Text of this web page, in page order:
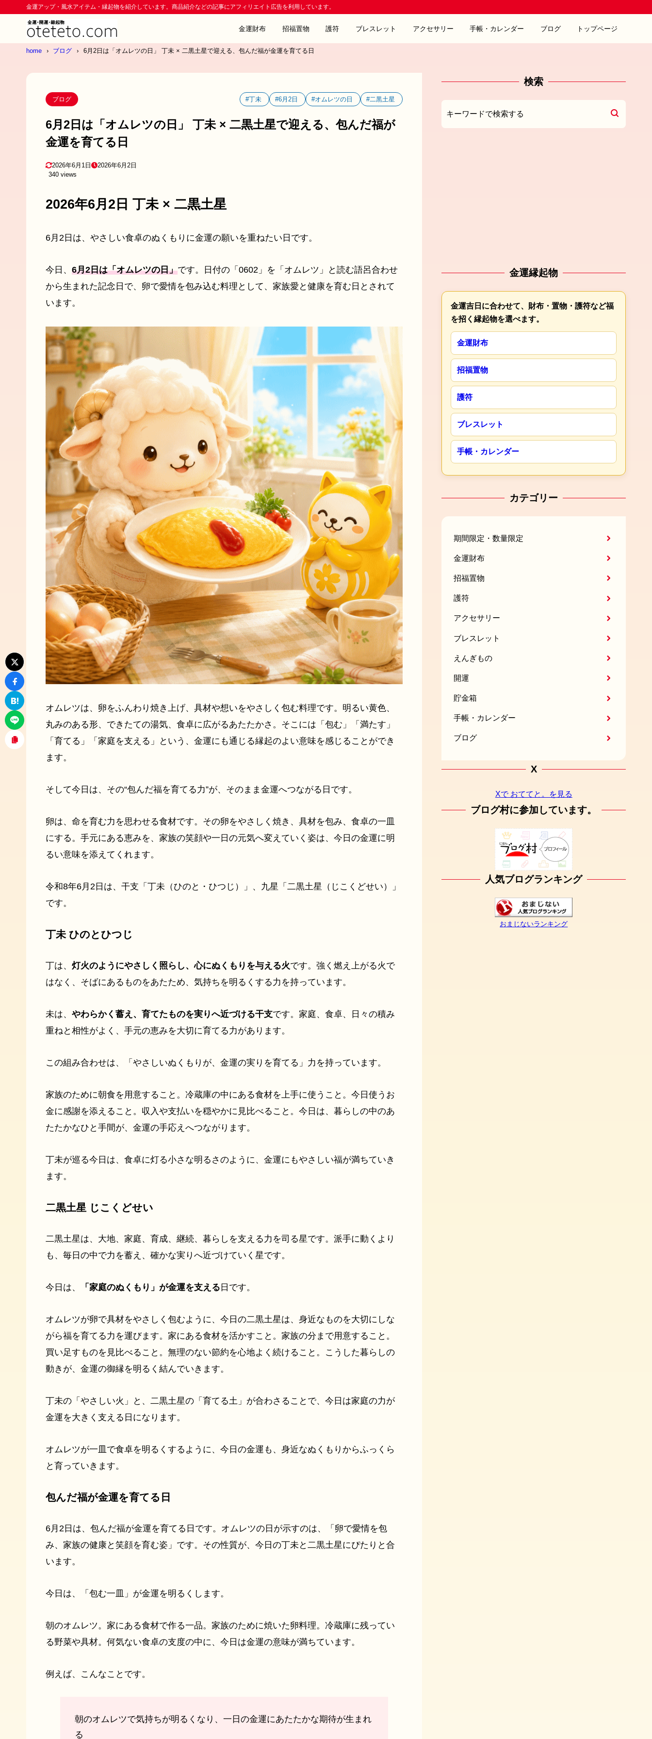
金運アップ・風水アイテム・縁起物を紹介しています。商品紹介などの記事にアフィリエイト広告を利用しています。
金運財布 招福置物 護符 ブレスレット アクセサリー 手帳・カレンダー ブログ トップページ
home ブログ 6月2日は「オムレツの日」 丁未 × 二黒土星で迎える、包んだ福が金運を育てる日
ブログ #丁未 #6月2日 #オムレツの日 #二黒土星
6月2日は「オムレツの日」 丁未 × 二黒土星で迎える、包んだ福が
金運を育てる日
2026年6月1日
2026年6月2日
340 views
2026年6月2日 丁未 × 二黒土星
6月2日は、やさしい食卓のぬくもりに金運の願いを重ねたい日です。
今日、 6月2日は「オムレツの日」です。日付の「0602」を「オムレツ」と読む語呂合わせ
から生まれた記念日で、卵で愛情を包み込む料理として、家族愛と健康を育む日とされて
います。
オムレツは、卵をふんわり焼き上げ、具材や想いをやさしく包む料理です。明るい黄色、
丸みのある形、できたての湯気、食卓に広がるあたたかさ。そこには「包む」「満たす」
「育てる」「家庭を支える」という、金運にも通じる縁起のよい意味を感じることができ
ます。
そして今日は、その“包んだ福を育てる力”が、そのまま金運へつながる日です。
卵は、命を育む力を思わせる食材です。その卵をやさしく焼き、具材を包み、食卓の一皿
にする。手元にある恵みを、家族の笑顔や一日の元気へ変えていく姿は、今日の金運に明
るい意味を添えてくれます。
令和8年6月2日は、干支「丁未（ひのと・ひつじ）」、九星「二黒土星（じこくどせい）」
です。
丁未 ひのとひつじ
丁は、 灯火のようにやさしく照らし、心にぬくもりを与える火です。強く燃え上がる火で
はなく、そばにあるものをあたため、気持ちを明るくする力を持っています。
未は、 やわらかく蓄え、育てたものを実りへ近づける干支です。家庭、食卓、日々の積み
重ねと相性がよく、手元の恵みを大切に育てる力があります。
この組み合わせは、「やさしいぬくもりが、金運の実りを育てる」力を持っています。
家族のために朝食を用意すること。冷蔵庫の中にある食材を上手に使うこと。今日使うお
金に感謝を添えること。収入や支払いを穏やかに見比べること。今日は、暮らしの中のあ
たたかなひと手間が、金運の手応えへつながります。
丁未が巡る今日は、食卓に灯る小さな明るさのように、金運にもやさしい福が満ちていき
ます。
二黒土星 じこくどせい
二黒土星は、大地、家庭、育成、継続、暮らしを支える力を司る星です。派手に動くより
も、毎日の中で力を蓄え、確かな実りへ近づけていく星です。
今日は、 「家庭のぬくもり」が金運を支える 日です。
オムレツが卵で具材をやさしく包むように、今日の二黒土星は、身近なものを大切にしな
がら福を育てる力を運びます。家にある食材を活かすこと。家族の分まで用意すること。
買い足すものを見比べること。無理のない節約を心地よく続けること。こうした暮らしの
動きが、金運の御縁を明るく結んでいきます。
丁未の「やさしい火」と、二黒土星の「育てる土」が合わさることで、今日は家庭の力が
金運を大きく支える日になります。
オムレツが一皿で食卓を明るくするように、今日の金運も、身近なぬくもりからふっくら
と育っていきます。
包んだ福が金運を育てる日
6月2日は、包んだ福が金運を育てる日です。オムレツの日が示すのは、「卵で愛情を包
み、家族の健康と笑顔を育む姿」です。その性質が、今日の丁未と二黒土星にぴたりと合
います。
今日は、「包む一皿」が金運を明るくします。
朝のオムレツ。家にある食材で作る一品。家族のために焼いた卵料理。冷蔵庫に残ってい
る野菜や具材。何気ない食卓の支度の中に、今日は金運の意味が満ちています。
例えば、こんなことです。
朝のオムレツで気持ちが明るくなり、一日の金運にあたたかな期待が生まれ
る
検索
金運縁起物
金運吉日に合わせて、財布・置物・護符など福
を招く縁起物を選べます。
金運財布
招福置物
護符
ブレスレット
手帳・カレンダー
カテゴリー
期間限定・数量限定
金運財布
招福置物
護符
アクセサリー
ブレスレット
えんぎもの
開運
貯金箱
手帳・カレンダー
ブログ
X
Xで おててと。を見る
ブログ村に参加しています。
人気ブログランキング
おまじないランキング